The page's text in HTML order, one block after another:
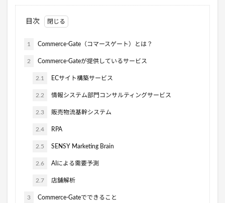
目次
1 Commerce-Gate（コマースゲート）とは？
2 Commerce-Gateが提供しているサービス
2.1 ECサイト構築サービス
2.2 情報システム部門コンサルティングサービス
2.3 販売物流基幹システム
2.4 RPA
2.5 SENSY Marketing Brain
2.6 AIによる需要予測
2.7 店舗解析
3 Commerce-Gateでできること